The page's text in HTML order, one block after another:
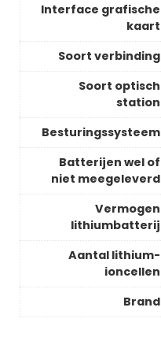
Interface grafische
kaart
Soort verbinding
Soort optisch
station
Besturingssysteem
Batterijen wel of
niet meegeleverd
Vermogen
lithiumbatterij
Aantal lithium-
ioncellen
Brand